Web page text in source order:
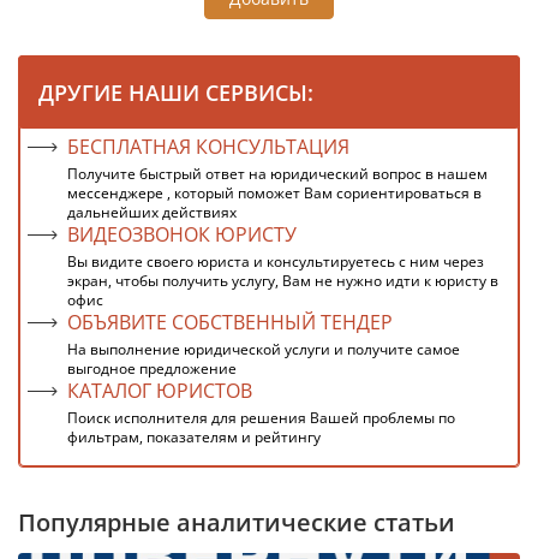
ДРУГИЕ НАШИ СЕРВИСЫ:
БЕСПЛАТНАЯ КОНСУЛЬТАЦИЯ
Получите быстрый ответ на юридический вопрос в нашем
мессенджере , который поможет Вам сориентироваться в
дальнейших действиях
ВИДЕОЗВОНОК ЮРИСТУ
Вы видите своего юриста и консультируетесь с ним через
экран, чтобы получить услугу, Вам не нужно идти к юристу в
офис
ОБЪЯВИТЕ СОБСТВЕННЫЙ ТЕНДЕР
На выполнение юридической услуги и получите самое
выгодное предложение
КАТАЛОГ ЮРИСТОВ
Поиск исполнителя для решения Вашей проблемы по
фильтрам, показателям и рейтингу
Популярные аналитические статьи